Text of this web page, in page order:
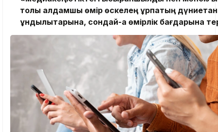
толы алдамшы өмір өскелең ұрпақтың
құндылықтарына, сондай-ақ өмірлік бағдарына